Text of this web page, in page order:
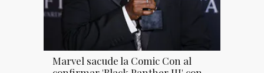
Marvel sacude la Comic Con al